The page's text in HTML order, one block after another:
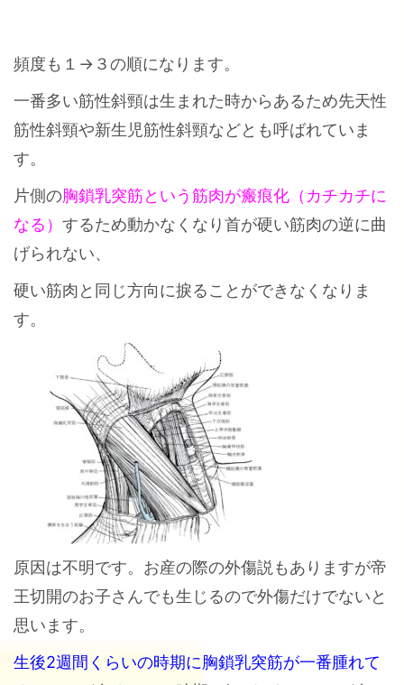
頻度も１→３の順になります。
一番多い筋性斜頸は生まれた時からあるため先天性
筋性斜頸や新生児筋性斜頸などとも呼ばれていま
す。
片側の胸鎖乳突筋という筋肉が瘢痕化（カチカチに
なる） するため動かなくなり首が硬い筋肉の逆に曲
げられない、
硬い筋肉と同じ方向に捩ることができなくなりま
す。
原因は不明です。お産の際の外傷説もありますが帝
王切開のお子さんでも生じるので外傷だけでないと
思います。
生後2週間くらいの時期に胸鎖乳突筋が一番腫れて